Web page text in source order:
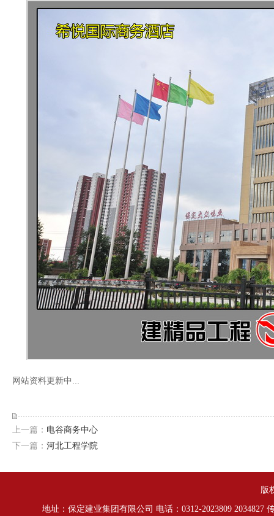
网站资料更新中...
上一篇： 电谷商务中心
下一篇： 河北工程学院
版
地址：保定建业集团有限公司 电话：0312-2023809 2034827